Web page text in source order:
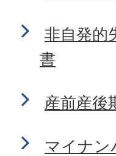
非自発的
書
産前産後
マイナン